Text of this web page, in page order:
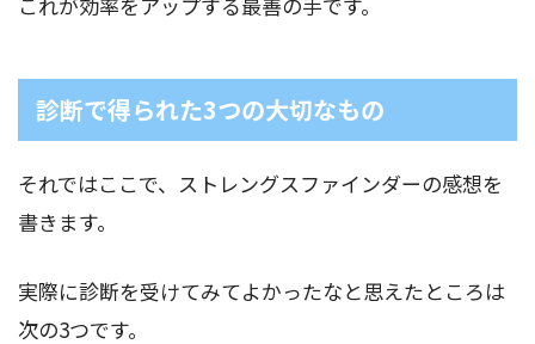
診断で得られた3つの大切なもの
それではここで、ストレングスファインダーの感想を
書きます。
実際に診断を受けてみてよかったなと思えたところは
次の3つです。